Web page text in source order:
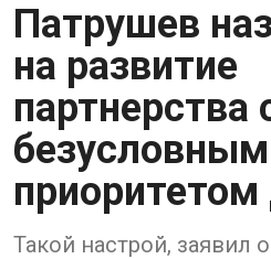
Патрушев
на развитие
партнерства
безусловным
Такой настрой, заявил